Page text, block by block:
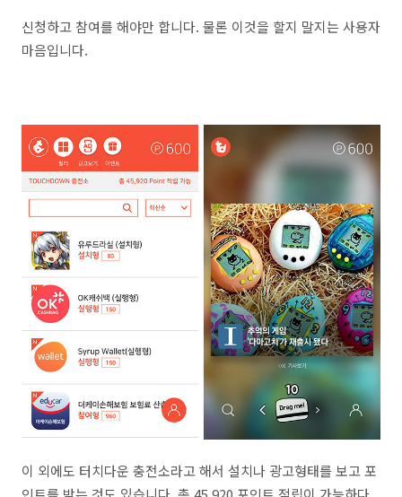
신청하고 참여를 해야만 합니다. 물론 이것을 할지 말지는 사용자
마음입니다.
이 외에도 터치다운 충전소라고 해서 설치나 광고형태를 보고 포